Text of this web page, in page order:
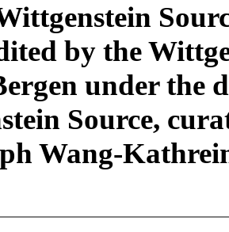
by the
under the
Source,
Wang-